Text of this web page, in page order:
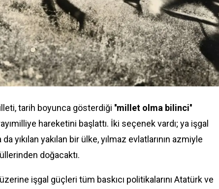
tarih boyunca gösterdiği ''millet olma bilinci''
hareketini başlattı. İki seçenek vardı; ya işgal
yıkılan yakılan bir ülke, yılmaz evlatlarının azmiyle
doğacaktı.
işgal güçleri tüm baskıcı politikalarını Atatürk ve